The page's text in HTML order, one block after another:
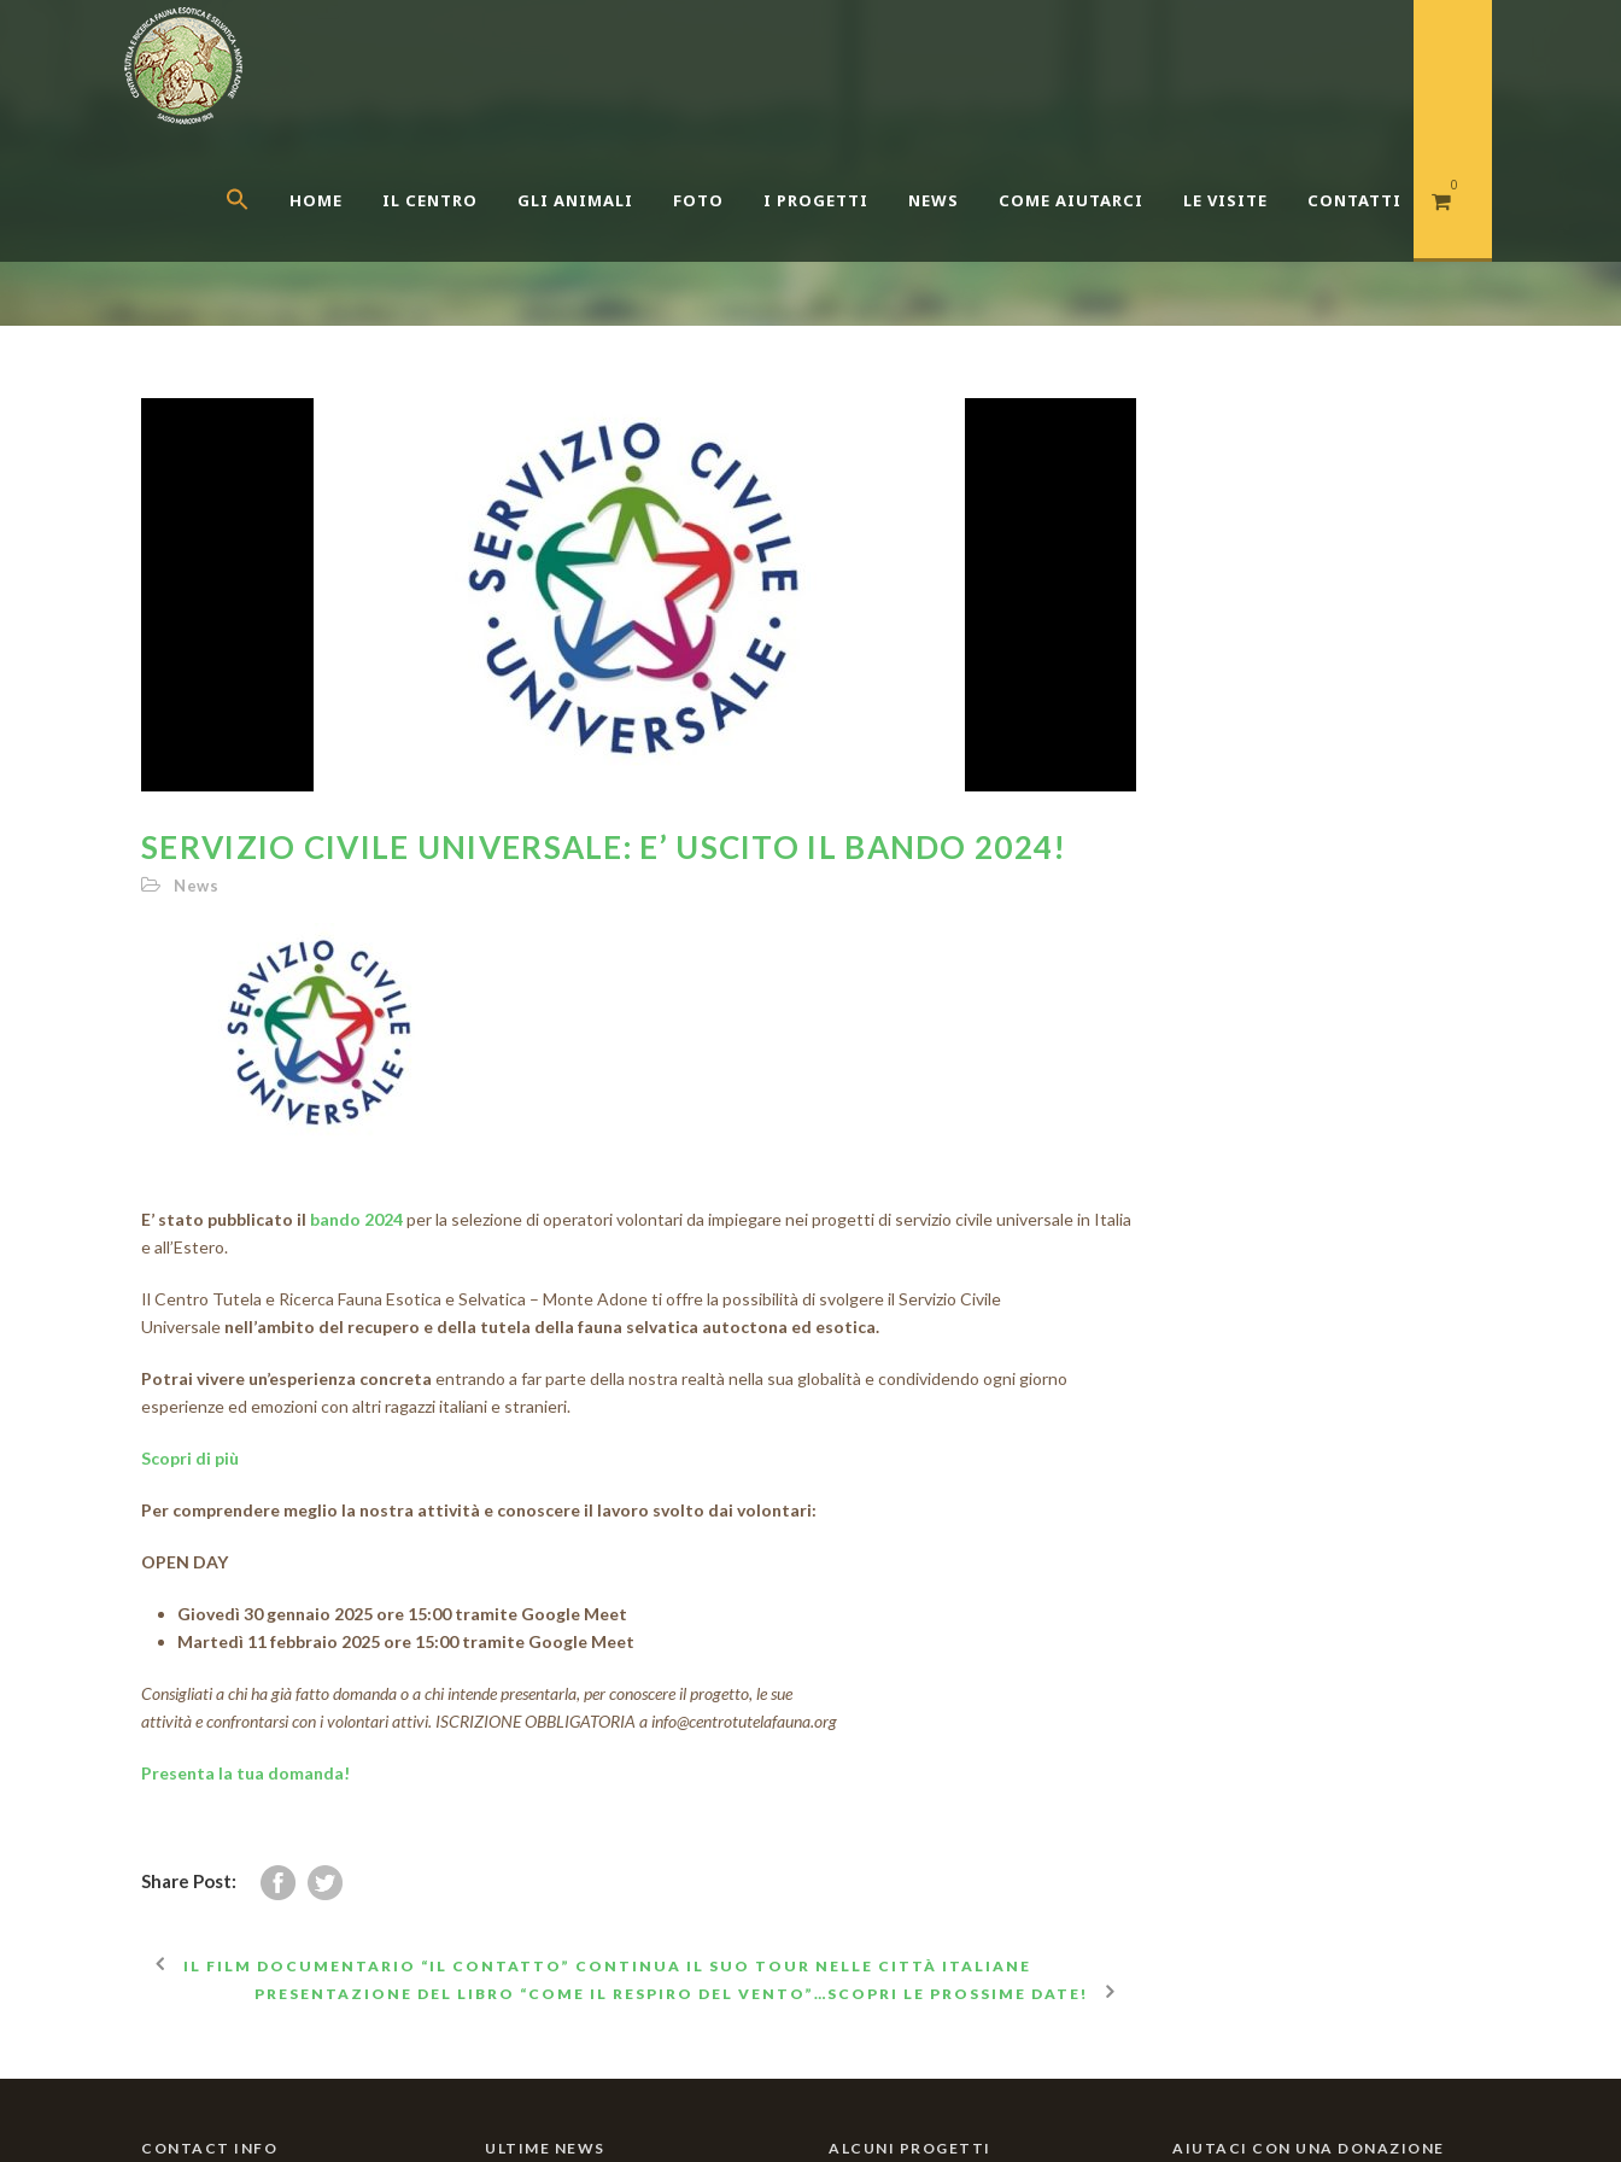
HOME IL CENTRO GLI ANIMALI FOTO I PROGETTI NEWS COME AIUTARCI LE VISITE CONTATTI
0
SERVIZIO CIVILE UNIVERSALE: E’ USCITO IL BANDO 2024!
News
E’ stato pubblicato il bando 2024per la selezione di operatori volontari da impiegare nei progetti di servizio civile universale in Italia
e all’Estero.
Il Centro Tutela e Ricerca Fauna Esotica e Selvatica – Monte Adone ti offre la possibilità di svolgere il Servizio Civile
Universale nell’ambito del recupero e della tutela della fauna selvatica autoctona ed esotica.
Potrai vivere un’esperienza concreta entrando a far parte della nostra realtà nella sua globalità e condividendo ogni giorno
esperienze ed emozioni con altri ragazzi italiani e stranieri.
Scopri di più
Per comprendere meglio la nostra attività e conoscere il lavoro svolto dai volontari:
OPEN DAY
Giovedì 30 gennaio 2025 ore 15:00 tramite Google Meet
Martedì 11 febbraio 2025 ore 15:00 tramite Google Meet
Consigliati a chi ha già fatto domanda o a chi intende presentarla, per conoscere il progetto, le sue
attività e confrontarsi con i volontari attivi. ISCRIZIONE OBBLIGATORIA a info@centrotutelafauna.org
Presenta la tua domanda!
Share Post:
IL FILM DOCUMENTARIO “IL CONTATTO” CONTINUA IL SUO TOUR NELLE CITTÀ ITALIANE
PRESENTAZIONE DEL LIBRO “COME IL RESPIRO DEL VENTO”…SCOPRI LE PROSSIME DATE!
CONTACT INFO ULTIME NEWS ALCUNI PROGETTI AIUTACI CON UNA DONAZIONE